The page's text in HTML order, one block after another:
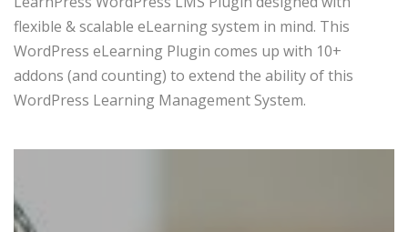
flexible & scalable eLearning system in mind. This
WordPress eLearning Plugin comes up with 10+
addons (and counting) to extend the ability of this
WordPress Learning Management System.